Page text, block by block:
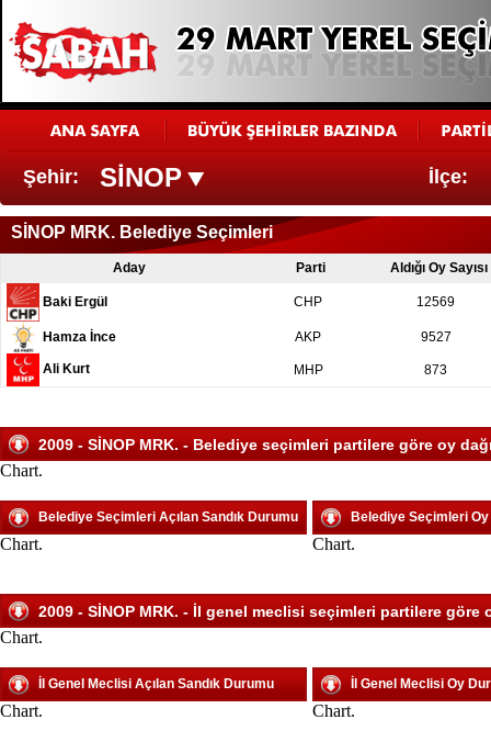
Şehir: SİNOP İlçe:
SİNOP MRK. Belediye Seçimleri
Aday Parti Aldığı Oy Sayısı
Baki Ergül CHP 12569
Hamza İnce AKP 9527
Ali Kurt MHP 873
2009 - SİNOP MRK. - Belediye seçimleri partilere göre oy
Chart.
Belediye Seçimleri Açılan Sandık Durumu
Chart.
Belediye Seçimleri
Chart.
2009 - SİNOP MRK. - İl genel meclisi seçimleri partilere göre
Chart.
İl Genel Meclisi Açılan Sandık Durumu
Chart.
İl Genel Meclisi Oy
Chart.